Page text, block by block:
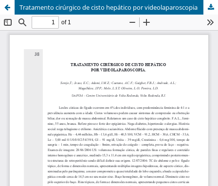
Tratamento cirúrgico de cisto hepático por videolaparoscopia